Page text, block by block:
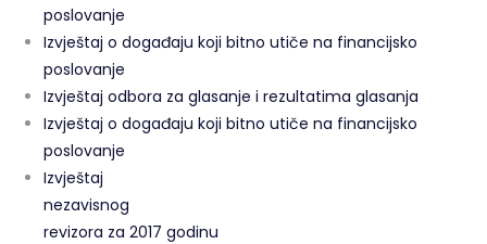
poslovanje
Izvještaj o događaju koji bitno utiče na financijsko
poslovanje
Izvještaj odbora za glasanje i rezultatima glasanja
Izvještaj o događaju koji bitno utiče na financijsko
poslovanje
Izvještaj
nezavisnog
revizora za 2017 godinu